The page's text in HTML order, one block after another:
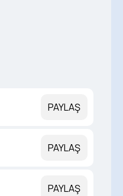
PAYLAŞ
PAYLAŞ
PAYLAŞ